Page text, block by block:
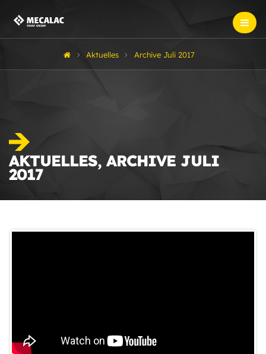
Aktuelles Archive Juli 2017
AKTUELLES, ARCHIVE JULI
2017